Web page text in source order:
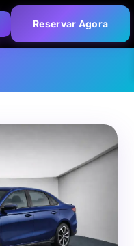
Reservar Agora